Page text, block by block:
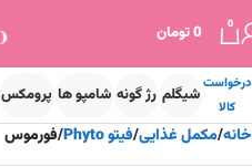
0
0تومان
درخواست
کالا
شیگلم رژ گونه شامپو ها پرومکس
خانه مکمل غذایی فیتو Phyto فورموس